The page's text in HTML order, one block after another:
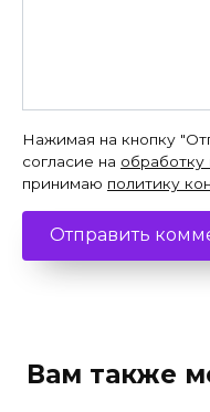
Нажимая на кнопку
согласие на обработку
принимаю политику
Вам также